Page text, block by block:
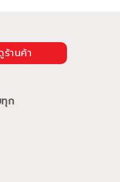
ร้านค้า
ก